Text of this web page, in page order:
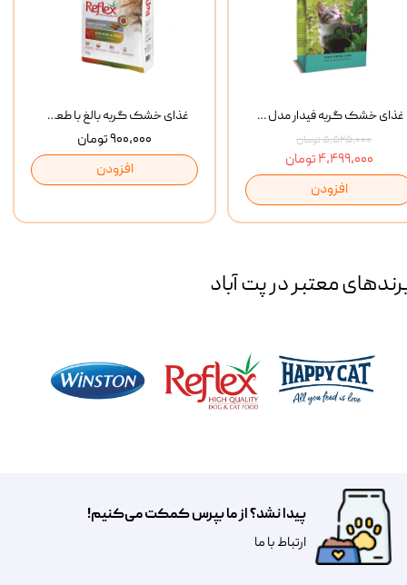
غذای خشک گربه بالغ با طعم مرغ و برنج رفلکس Reflex Multi Color Chicken And Rice وزن 1 کیلوگرم
۹۰۰,۰۰۰ تومان
افزودن
غذای خشک گربه فیدار مدل Adult وزن 10 کیلوگرم
۵,۵۲۵,۰۰۰ تومان
۴,۴۹۹,۰۰۰ تومان
افزودن
معتبر در پت آباد
پیدا نشد؟ از ما بپرس کمکت می‌کنیم!
​​​ارتباط با ما